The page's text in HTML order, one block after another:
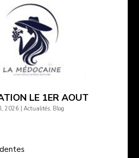
LE 1ER AOUT
2026 Actualités, Blog